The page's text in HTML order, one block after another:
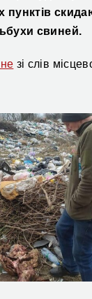
пунктів с
свиней.
зі слів